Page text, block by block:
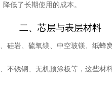
低了长期使用的成本。
二、芯层与表层材料
硅岩、硫氧镁、中空玻镁、纸蜂
不锈钢、无机预涂板等，这些材